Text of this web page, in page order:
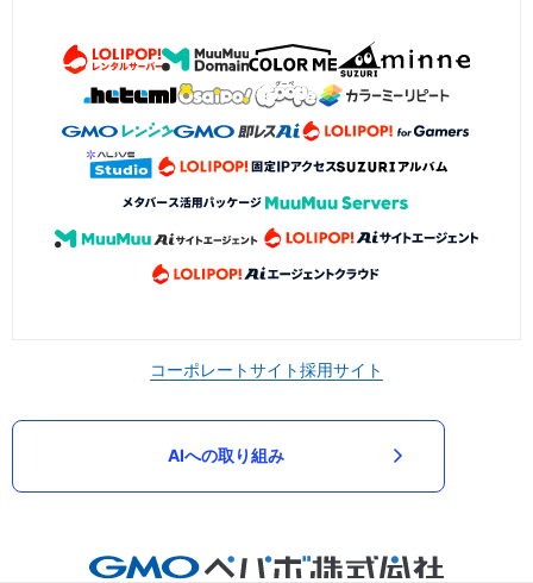
コーポレートサイト採用サイト
AIへの取り組み